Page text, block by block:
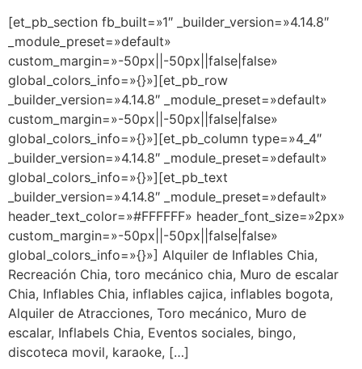
[et_pb_section fb_built=»1″ _builder_version=»4.14.8″
_module_preset=»default»
custom_margin=»-50px||-50px||false|false»
global_colors_info=»{}»][et_pb_row
_builder_version=»4.14.8″ _module_preset=»default»
custom_margin=»-50px||-50px||false|false»
global_colors_info=»{}»][et_pb_column type=»4_4″
_builder_version=»4.14.8″ _module_preset=»default»
global_colors_info=»{}»][et_pb_text
_builder_version=»4.14.8″ _module_preset=»default»
header_text_color=»#FFFFFF» header_font_size=»2px»
custom_margin=»-50px||-50px||false|false»
global_colors_info=»{}»] Alquiler de Inflables Chia,
Recreación Chia, toro mecánico chia, Muro de escalar
Chia, Inflables Chia, inflables cajica, inflables bogota,
Alquiler de Atracciones, Toro mecánico, Muro de
escalar, Inflabels Chia, Eventos sociales, bingo,
discoteca movil, karaoke, […]